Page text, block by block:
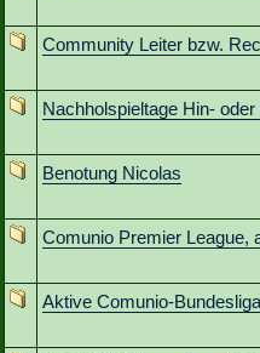
Community Leiter bzw.
Nachholspieltage Hin-
Benotung Nicolas
Comunio Premier League,
Aktive Comunio-